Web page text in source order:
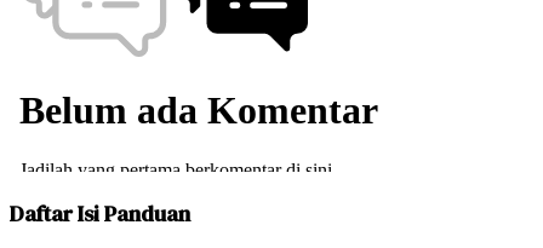
Daftar Isi Panduan